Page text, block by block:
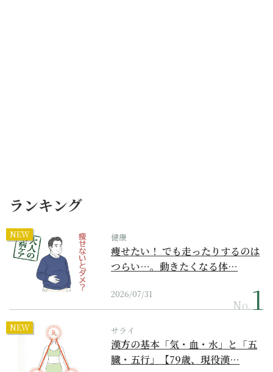
ランキング
NEW 健康
痩せたい！ でも走ったりするのは
つらい…。動きたくなる体…
2026/07/31
No.
NEW サライ
漢方の基本「気・血・水」と「五
臓・五行」【79歳、現役漢…